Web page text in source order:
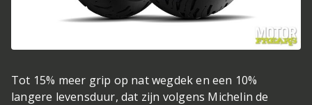
Tot 15% meer grip op nat wegdek en een 10%
langere levensduur, dat zijn volgens Michelin de